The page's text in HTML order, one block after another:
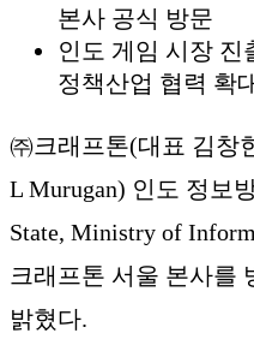
본사 공식 방문
인도 게임 시장 진
정책산업 협력 확
㈜크래프톤(대표 김창
L Murugan) 인도 정보
State, Ministry of
크래프톤 서울 본사를
밝혔다.